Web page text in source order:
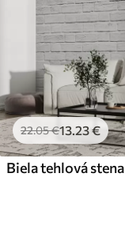
22.05€13.23€
Biela tehlová stena